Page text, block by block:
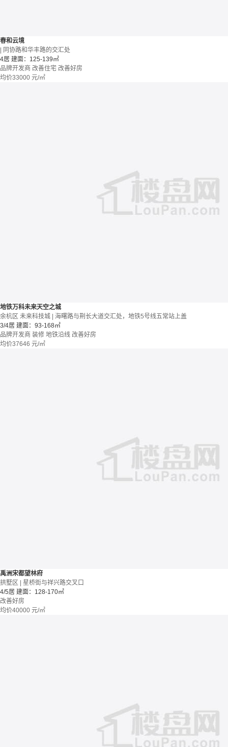
春和云境
| 同协路和华丰路的交汇处
4居 建面：125-139㎡
品牌开发商 改善住宅 改善好房
均价33000 元/㎡
地铁万科未来天空之城
余杭区 未来科技城 | 海曙路与荆长大道交汇处，地铁5号线五常站上盖
3/4居 建面：93-168㎡
品牌开发商 装修 地铁沿线 改善好房
均价37646 元/㎡
禹洲宋都望林府
拱墅区 | 星桥街与祥兴路交叉口
4/5居 建面：128-170㎡
改善好房
均价40000 元/㎡